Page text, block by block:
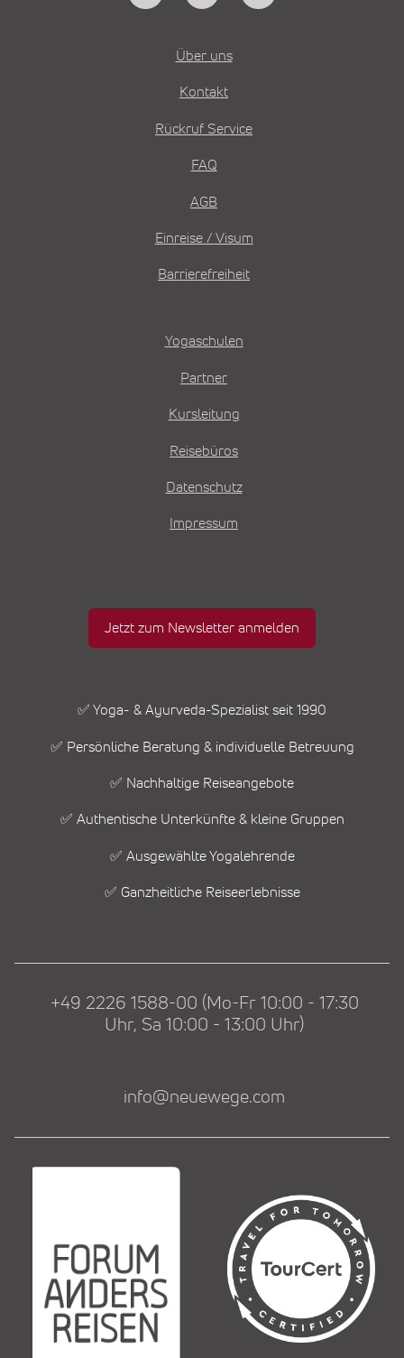
Über uns
Kontakt
Rückruf Service
FAQ
AGB
Einreise / Visum
Barrierefreiheit
Yogaschulen
Partner
Kursleitung
Reisebüros
Datenschutz
Impressum
Jetzt zum Newsletter anmelden
✅ Yoga- & Ayurveda-Spezialist seit 1990
✅ Persönliche Beratung & individuelle Betreuung
✅ Nachhaltige Reiseangebote
✅ Authentische Unterkünfte & kleine Gruppen
✅ Ausgewählte Yogalehrende
✅ Ganzheitliche Reiseerlebnisse
+49 2226 1588-00 (Mo-Fr 10:00 - 17:30
Uhr, Sa 10:00 - 13:00 Uhr)
info@neuewege.com